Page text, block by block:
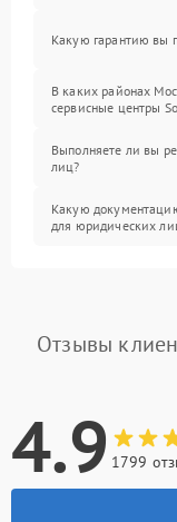
Какую гарантию вы
В каких районах
сервисные центры
Выполняете ли вы
лиц?
Какую
для юридических
Отзывы
4.9 1799